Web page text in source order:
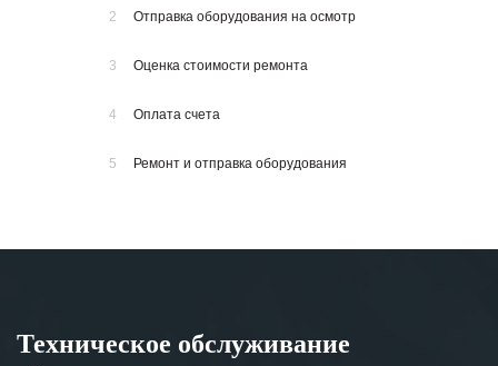
2 Отправка оборудования на осмотр
3 Оценка стоимости ремонта
4 Оплата счета
5 Ремонт и отправка оборудования
Техническое обслуживание